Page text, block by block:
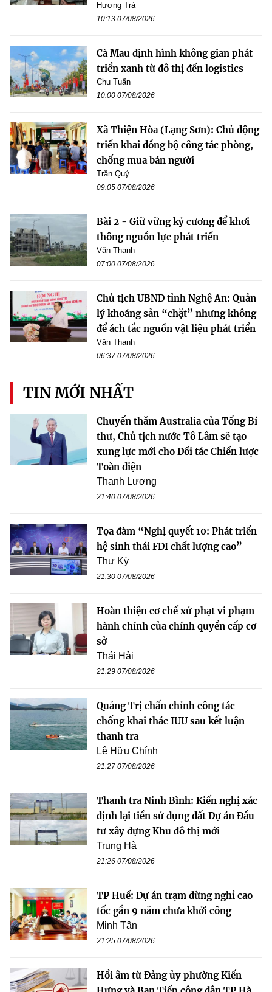
Hương Trà
10:13 07/08/2026
Cà Mau định hình không gian phát
triển xanh từ đô thị đến logistics
Chu Tuấn
10:00 07/08/2026
Xã Thiện Hòa (Lạng Sơn): Chủ động
triển khai đồng bộ công tác phòng,
chống mua bán người
Trần Quý
09:05 07/08/2026
Bài 2 - Giữ vững kỷ cương để khơi
thông nguồn lực phát triển
Văn Thanh
07:00 07/08/2026
Chủ tịch UBND tỉnh Nghệ An: Quản
lý khoáng sản “chặt” nhưng không
để ách tắc nguồn vật liệu phát triển
Văn Thanh
06:37 07/08/2026
TIN MỚI NHẤT
Chuyến thăm Australia của Tổng Bí
thư, Chủ tịch nước Tô Lâm sẽ tạo
xung lực mới cho Đối tác Chiến lược
Toàn diện
Thanh Lương
21:40 07/08/2026
Tọa đàm “Nghị quyết 10: Phát triển
hệ sinh thái FDI chất lượng cao”
Thư Kỳ
21:30 07/08/2026
Hoàn thiện cơ chế xử phạt vi phạm
hành chính của chính quyền cấp cơ
sở
Thái Hải
21:29 07/08/2026
Quảng Trị chấn chỉnh công tác
chống khai thác IUU sau kết luận
thanh tra
Lê Hữu Chính
21:27 07/08/2026
Thanh tra Ninh Bình: Kiến nghị xác
định lại tiền sử dụng đất Dự án Đầu
tư xây dựng Khu đô thị mới
Trung Hà
21:26 07/08/2026
TP Huế: Dự án trạm dừng nghỉ cao
tốc gần 9 năm chưa khởi công
Minh Tân
21:25 07/08/2026
Hồi âm từ Đảng ủy phường Kiến